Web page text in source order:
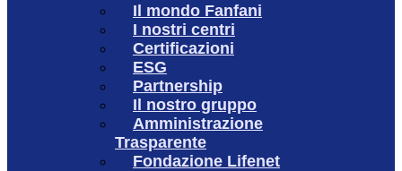
Il mondo Fanfani
I nostri centri
Certificazioni
ESG
Partnership
Il nostro gruppo
Amministrazione
Trasparente
Fondazione Lifenet